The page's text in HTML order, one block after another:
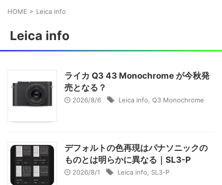
HOME > Leica info
Leica info
ライカ Q3 43 Monochrome が今秋発
売となる？
2026/8/6 Leica info Q3 Monochrome
デフォルトの色再現はパナソニックの
ものとは明らかに異なる｜SL3-P
2026/8/1 Leica info SL3-P